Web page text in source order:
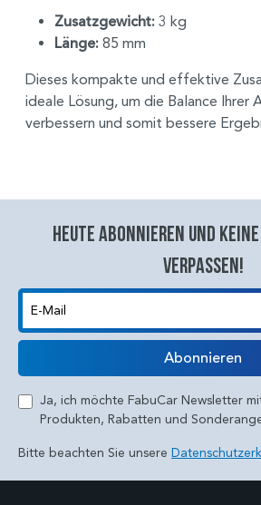
Zusatzgewicht: 3 kg
Länge: 85 mm
Dieses kompakte und effektive
ideale Lösung, um die Balance Ihrer
verbessern und somit bessere
Heute abonnieren und
verpassen!
E-Mail
Abonnieren
Ja, ich möchte FabuCar Newsletter
Produkten, Rabatten und
Bitte beachten Sie unsere